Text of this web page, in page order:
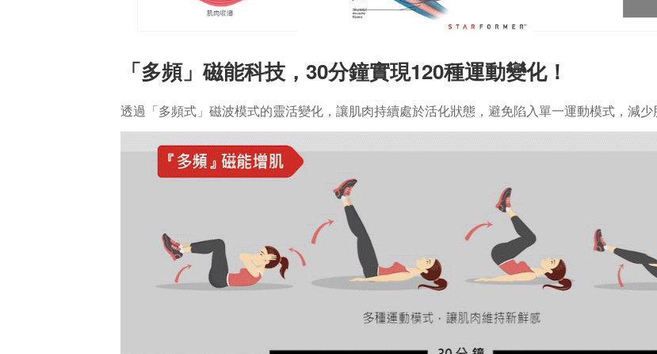
「多頻」磁能科技，30分鐘實現120種運動變化！
透過「多頻式」磁波模式的靈活變化，讓肌肉持續處於活化狀態，避免陷入單一運動模式，減少